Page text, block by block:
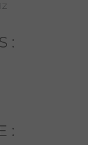
:
: